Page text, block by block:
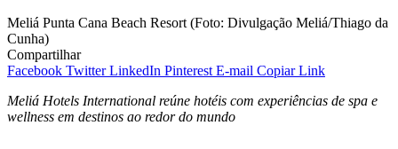
Meliá Punta Cana Beach Resort (Foto: Divulgação Meliá/Thiago da
Cunha)
Compartilhar
Facebook Twitter LinkedIn Pinterest E-mail Copiar Link
Meliá Hotels International reúne hotéis com experiências de spa e
wellness em destinos ao redor do mundo